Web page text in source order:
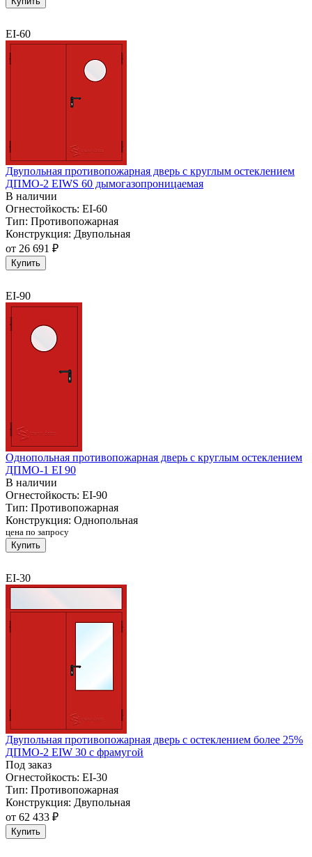
EI-60
Двупольная противопожарная дверь с круглым остеклением
ДПМО-2 EIWS 60 дымогазопроницаемая
В наличии
Огнестойкость: EI-60
Тип: Противопожарная
Конструкция: Двупольная
от 26 691 ₽
Купить
EI-90
Однопольная противопожарная дверь с круглым остеклением
ДПМО-1 EI 90
В наличии
Огнестойкость: EI-90
Тип: Противопожарная
Конструкция: Однопольная
цена по запросу
Купить
EI-30
Двупольная противопожарная дверь с остеклением более 25%
ДПМО-2 EIW 30 с фрамугой
Под заказ
Огнестойкость: EI-30
Тип: Противопожарная
Конструкция: Двупольная
от 62 433 ₽
Купить